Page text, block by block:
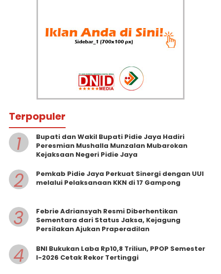
Terpopuler
1
Bupati dan Wakil Bupati Pidie Jaya Hadiri
Peresmian Mushalla Munzalan Mubarokan
Kejaksaan Negeri Pidie Jaya
2
Pemkab Pidie Jaya Perkuat Sinergi dengan UUI
melalui Pelaksanaan KKN di 17 Gampong
3
Febrie Adriansyah Resmi Diberhentikan
Sementara dari Status Jaksa, Kejagung
Persilakan Ajukan Praperadilan
4
BNI Bukukan Laba Rp10,8 Triliun, PPOP Semester
I-2026 Cetak Rekor Tertinggi